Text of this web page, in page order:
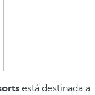
está destinada a